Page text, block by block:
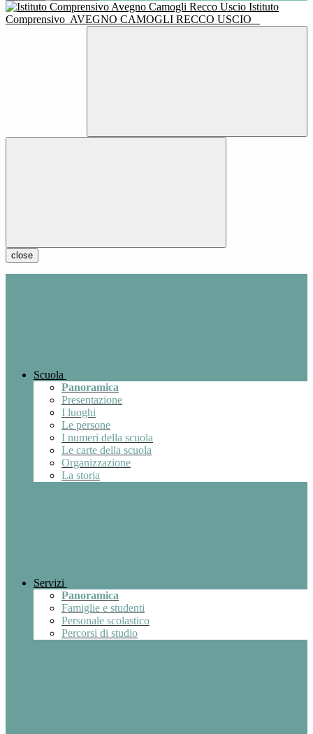
Istituto
Comprensivo AVEGNO CAMOGLI RECCO USCIO
close
Scuola
Panoramica
Presentazione
I luoghi
Le persone
I numeri della scuola
Le carte della scuola
Organizzazione
La storia
Servizi
Panoramica
Famiglie e studenti
Personale scolastico
Percorsi di studio